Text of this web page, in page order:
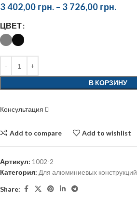
3 402,00 грн. – 3 726,00 грн.
ЦВЕТ
В КОРЗИНУ
Консультация
Add to compare Add to wishlist
Артикул: 1002-2
Категория: Для алюминиевых конструкций
Share: